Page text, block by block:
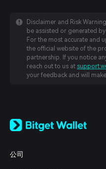
Disclaimer and Risk
be assisted or generated
For the most accurate and
the official website of the
partnership. If you notice
reach out to us at
your feedback and will
日本語
Español (Latinoamérica)
公司